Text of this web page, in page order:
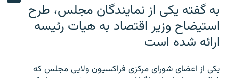
به گفته یکی از نمایندگان مجلس، طرح
استیضاح وزیر اقتصاد به هیات رئیسه
ارائه شده است
یکی از اعضای شورای مرکزی فراکسیون ولایی مجلس که